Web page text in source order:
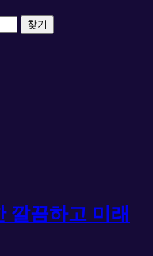
찾기
깔끔하고 미래